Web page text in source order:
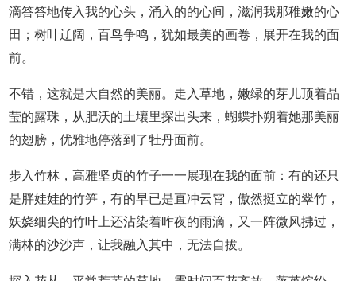
滴答答地传入我的心头，涌入的的心间，滋润我那稚嫩的心
田；树叶辽阔，百鸟争鸣，犹如最美的画卷，展开在我的面
前。
不错，这就是大自然的美丽。走入草地，嫩绿的芽儿顶着晶
莹的露珠，从肥沃的土壤里探出头来，蝴蝶扑朔着她那美丽
的翅膀，优雅地停落到了牡丹面前。
步入竹林，高雅坚贞的竹子一一展现在我的面前：有的还只
是胖娃娃的竹笋，有的早已是直冲云霄，傲然挺立的翠竹，
妖娆细尖的竹叶上还沾染着昨夜的雨滴，又一阵微风拂过，
满林的沙沙声，让我融入其中，无法自拔。